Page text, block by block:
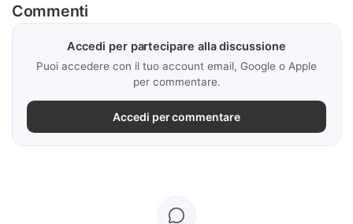
Commenti
Accedi per partecipare alla discussione
Puoi accedere con il tuo account email, Google o Apple
per commentare.
Accedi per commentare